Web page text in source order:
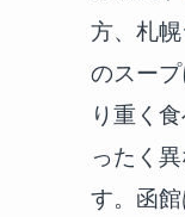
方、札
のスー
り重く
ったく
す。函